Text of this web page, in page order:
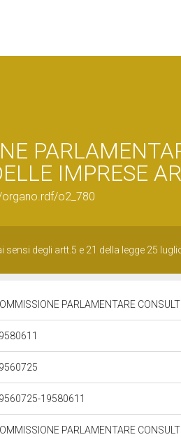
IMPRESE
o2_780
sensi degli artt.5 e 21 della legge 25
PARLAMENTARE
19580611
PARLAMENTARE